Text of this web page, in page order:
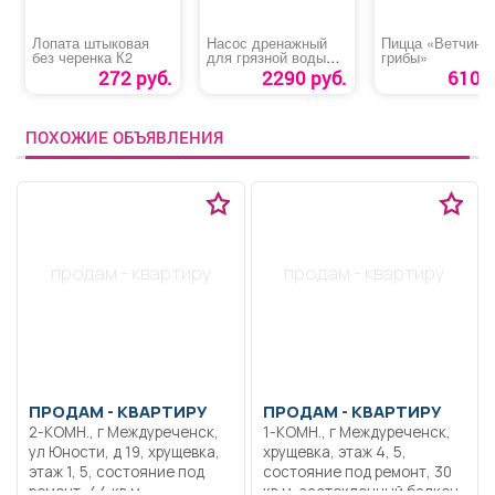
Лопата штыковая
без черенка К2
272 руб.
Насос дренажный
для грязной воды
«НД 350 Победа»
2290 руб.
Пицца «Ветчина/
грибы»
610
ПОХОЖИЕ ОБЪЯВЛЕНИЯ
продам - квартиру
ПРОДАМ - КВАРТИРУ
2-КОМН., г Междуреченск,
ул Юности, д 19, хрущевка,
этаж 1, 5, состояние под
продам - квартиру
ПРОДАМ - КВАРТИРУ
1-КОМН., г Междуреченск,
хрущевка, этаж 4, 5,
состояние под ремонт, 30